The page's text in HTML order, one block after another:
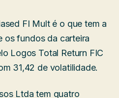
FI Mult é o que tem a
os fundos da carteira
Logos Total Return FIC
31,42 de volatilidade.
Ltda tem quatro